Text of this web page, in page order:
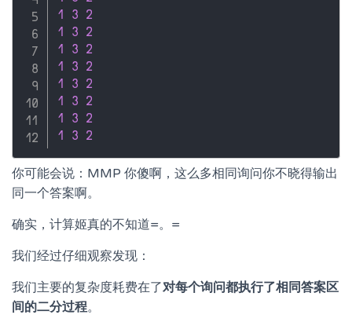
1
3
2
1
3
2
1
3
2
1
3
2
1
3
2
1
3
2
1
3
2
1
3 2
你可能会说：MMP 你傻啊，这么多相同询问你不晓得输出
同一个答案啊。
确实，计算姬真的不知道=。=
我们经过仔细观察发现：
我们主要的复杂度耗费在了对每个询问都执行了相同答案区
间的二分过程。